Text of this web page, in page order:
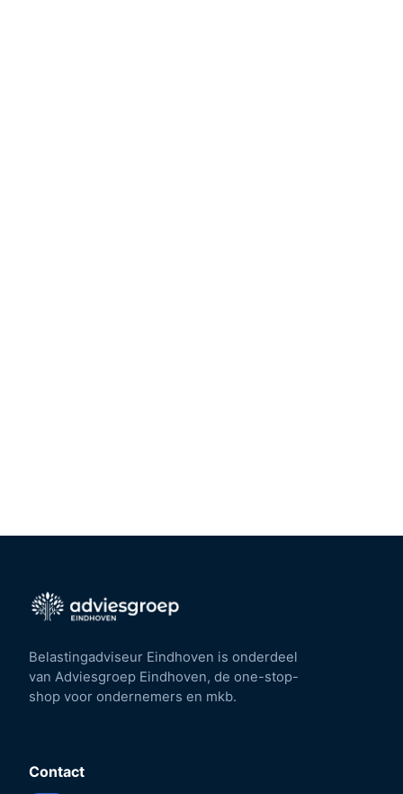
Belastingadviseur Eindhoven is onderdeel
van Adviesgroep Eindhoven, de one-stop-
shop voor ondernemers en mkb.
Contact